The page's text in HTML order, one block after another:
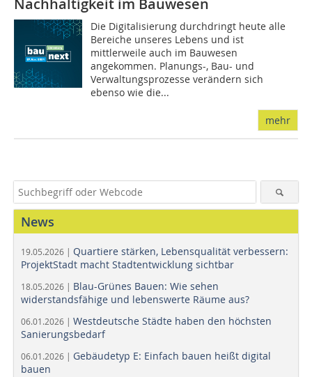
Nachhaltigkeit im Bauwesen
Die Digitalisierung durchdringt heute alle
Bereiche unseres Lebens und ist
mittlerweile auch im Bauwesen
angekommen. Planungs-, Bau- und
Verwaltungsprozesse verändern sich
ebenso wie die...
mehr
News
19.05.2026 | Quartiere stärken, Lebensqualität verbessern:
ProjektStadt macht Stadtentwicklung sichtbar
18.05.2026 | Blau-Grünes Bauen: Wie sehen
widerstandsfähige und lebenswerte Räume aus?
06.01.2026 | Westdeutsche Städte haben den höchsten
Sanierungsbedarf
06.01.2026 | Gebäudetyp E: Einfach bauen heißt digital
bauen